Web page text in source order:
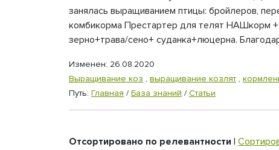
занялась выращиванием птицы: бройлеров,
комбикорма Престартер для телят НАШкорм
зерно+трава/сено+ суданка+люцерна.
Изменен: 26.08.2020
Выращивание коз , выращивание козлят ,
Путь: Главная / База знаний / Статьи
Отсортировано по релевантности |